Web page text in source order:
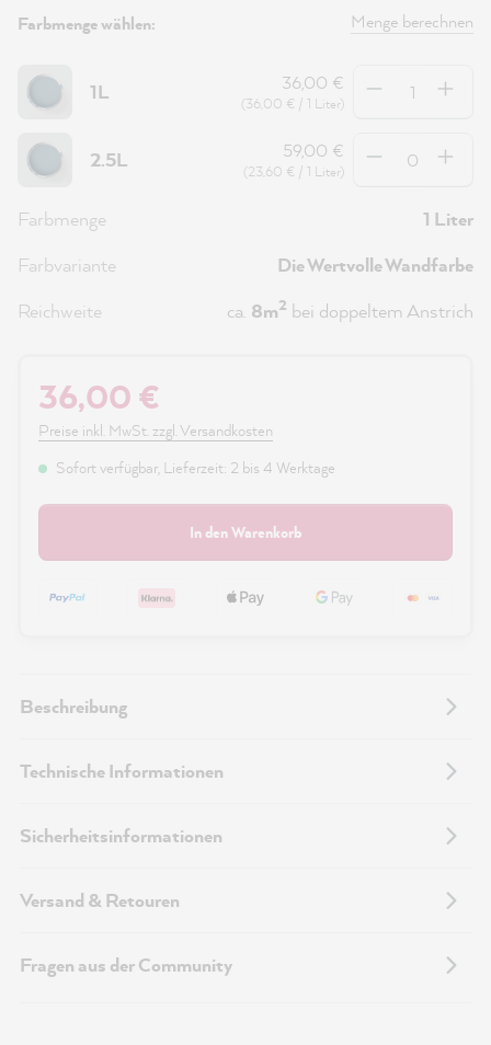
Farbmenge wählen: Menge berechnen
1L 36,00 €
(36,00 € / 1 Liter)
2.5L 59,00 €
(23,60 € / 1 Liter)
Farbmenge
1 Liter
Farbvariante
Die Wertvolle Wandfarbe
Reichweite
ca. 8m2 bei doppeltem Anstrich
36,00 €
Preise inkl. MwSt. zzgl. Versandkosten
Sofort verfügbar, Lieferzeit: 2 bis 4 Werktage
In den Warenkorb
Beschreibung
Technische Informationen
Sicherheitsinformationen
Versand & Retouren
Fragen aus der Community